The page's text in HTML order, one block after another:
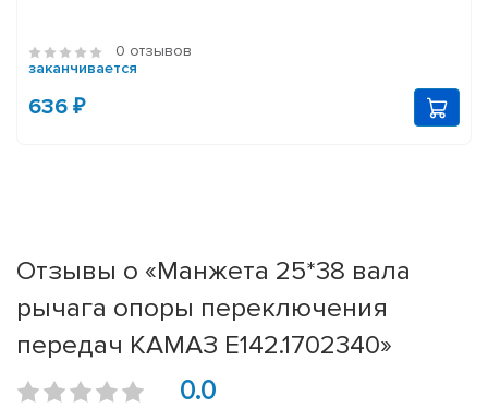
0 отзывов
заканчивается
636 ₽
Отзывы о «Манжета 25*38 вала
рычага опоры переключения
передач КАМАЗ Е142.1702340»
0.0